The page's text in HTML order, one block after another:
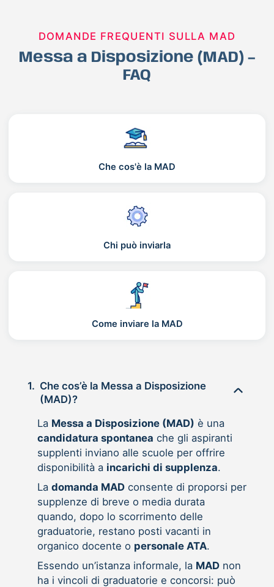
DOMANDE FREQUENTI SULLA MAD
Messa a Disposizione (MAD) –
FAQ
Che cos'è la MAD
Chi può inviarla
Come inviare la MAD
1. Che cos’è la Messa a Disposizione
(MAD)?
La Messa a Disposizione (MAD) è una
candidatura spontanea che gli aspiranti
supplenti inviano alle scuole per offrire
disponibilità a incarichi di supplenza.
La domanda MADconsente di proporsi per
supplenze di breve o media durata
quando, dopo lo scorrimento delle
graduatorie, restano posti vacanti in
organico docente o personale ATA.
Essendo un’istanza informale, la MADnon
ha i vincoli di graduatorie e concorsi: può